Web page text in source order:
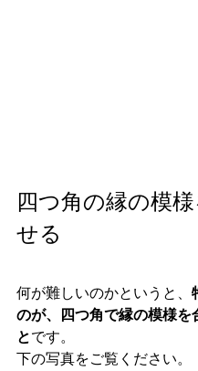
四つ角の縁の模
せる
何が難しいのかというと、
のが、四つ角で縁の模様を
とです。
下の写真をご覧ください。